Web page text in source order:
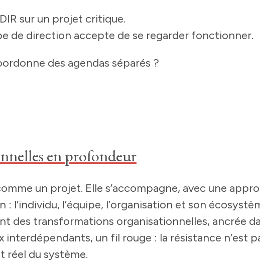
sur un projet critique.
de direction accepte de se regarder fonctionner.
des agendas séparés ?
en profondeur
un projet. Elle s’accompagne, avec une
l’équipe, l’organisation et son
des transformations organisationnelles, ancrée
un fil rouge : la résistance n’est
réel du système.